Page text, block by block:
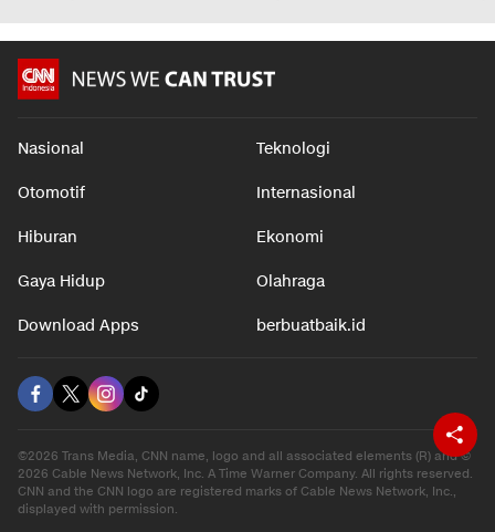
Nasional Teknologi
Otomotif Internasional
Hiburan Ekonomi
Gaya Hidup Olahraga
Download Apps berbuatbaik.id
©2026 Trans Media, CNN name, logo and all associated elements (R) and ©
2026 Cable News Network, Inc. A Time Warner Company. All rights reserved.
CNN and the CNN logo are registered marks of Cable News Network, Inc.,
displayed with permission.